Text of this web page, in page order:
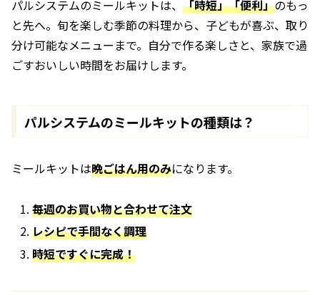
パルシステムのミールキットは、 「時短」「便利」のもっ
と先へ。旬を楽しむ季節の料理から、子どもが喜ぶ、取り
分け可能なメニューまで。自分で作る楽しさと、家族で過
ごすおいしい時間をお届けします。
パルシステムのミールキットの種類は？
ミールキットは晩ごはん用のみになります。
毎週のお買い物と合わせて注文
レシピで手間なく調理
時短ですぐに完成！